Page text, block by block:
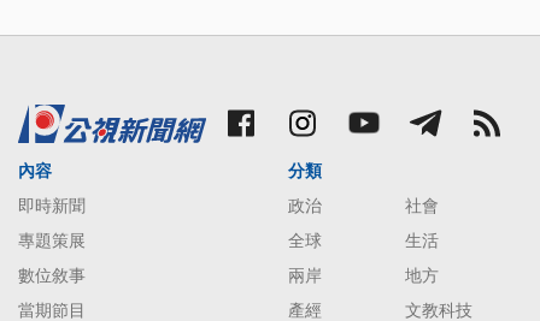
內容
即時新聞
專題策展
數位敘事
當期節目
分類
政治
社會
全球
生活
兩岸
地方
產經
文教科技